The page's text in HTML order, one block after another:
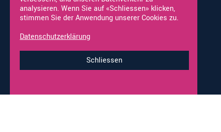
Vermietung
Neufahrzeuge
Occasionen
Impressum & Datenschutz
analysieren. Wenn Sie auf «Schliessen» klicken,
stimmen Sie der Anwendung unserer Cookies zu.
Datenschutzerklärung
Schliessen